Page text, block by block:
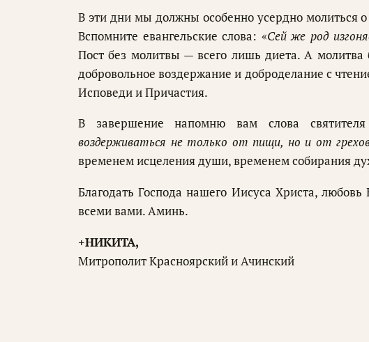
В эти дни мы должны особенно усердно молиться
Вспомните евангельские слова: «Сей же род
Пост без молитвы — всего лишь диета. А
добровольное воздержание и доброделание с
Исповеди и Причастия.
В завершение напомню вам слова
воздерживаться не только от пищи, но и от
временем исцеления души, временем собирания
Благодать Господа нашего Иисуса Христа,
всеми вами. Аминь.
+НИКИТА,
Митрополит Красноярский и Ачинский